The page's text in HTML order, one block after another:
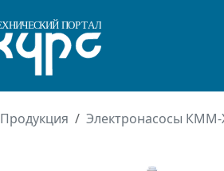
Продукция Электронасосы КММ-